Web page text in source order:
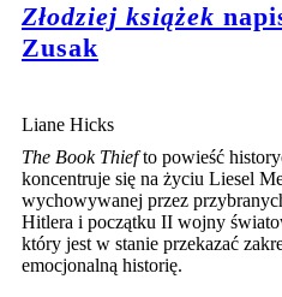
Złodziej książek
Zusak
Liane Hicks
The Book Thiefto powieść
koncentruje się na życiu Liesel
wychowywanej przez
Hitlera i początku II wojny
który jest w stanie przekazać
emocjonalną historię.